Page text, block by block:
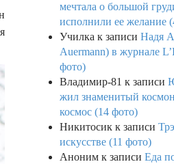
мечтала о большой
исполнили ее желание
Училка к записи Надя
Auermann) в журнале
фото)
Владимир-81 к записи
жил знаменитый
космос (14 фото)
Никитосик к записи
искусстве (11 фото)
Аноним к записи Еда